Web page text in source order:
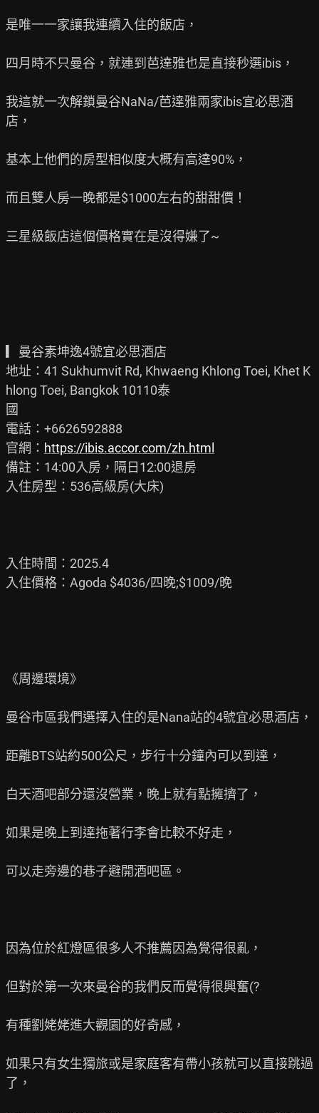
是唯一一家讓我連續入住的飯店，
四月時不只曼谷，就連到芭達雅也是直接秒選ibis，
我這就一次解鎖曼谷NaNa/芭達雅兩家ibis宜必思酒
店，
基本上他們的房型相似度大概有高達90%，
而且雙人房一晚都是$1000左右的甜甜價！
三星級飯店這個價格實在是沒得嫌了~
▎曼谷素坤逸4號宜必思酒店
地址：41 Sukhumvit Rd, Khwaeng Khlong Toei, Khet K
hlong Toei, Bangkok 10110泰
國
電話：+6626592888
官網： https://ibis.accor.com/zh.html
備註：14:00入房，隔日12:00退房
入住房型：536高級房(大床)
入住時間：2025.4
入住價格：Agoda $4036/四晚;$1009/晚
《周邊環境》
曼谷市區我們選擇入住的是Nana站的4號宜必思酒店，
距離BTS站約500公尺，步行十分鐘內可以到達，
白天酒吧部分還沒營業，晚上就有點擁擠了，
如果是晚上到達拖著行李會比較不好走，
可以走旁邊的巷子避開酒吧區。
因為位於紅燈區很多人不推薦因為覺得很亂，
但對於第一次來曼谷的我們反而覺得很興奮(?
有種劉姥姥進大觀園的好奇感，
如果只有女生獨旅或是家庭客有帶小孩就可以直接跳過
了，